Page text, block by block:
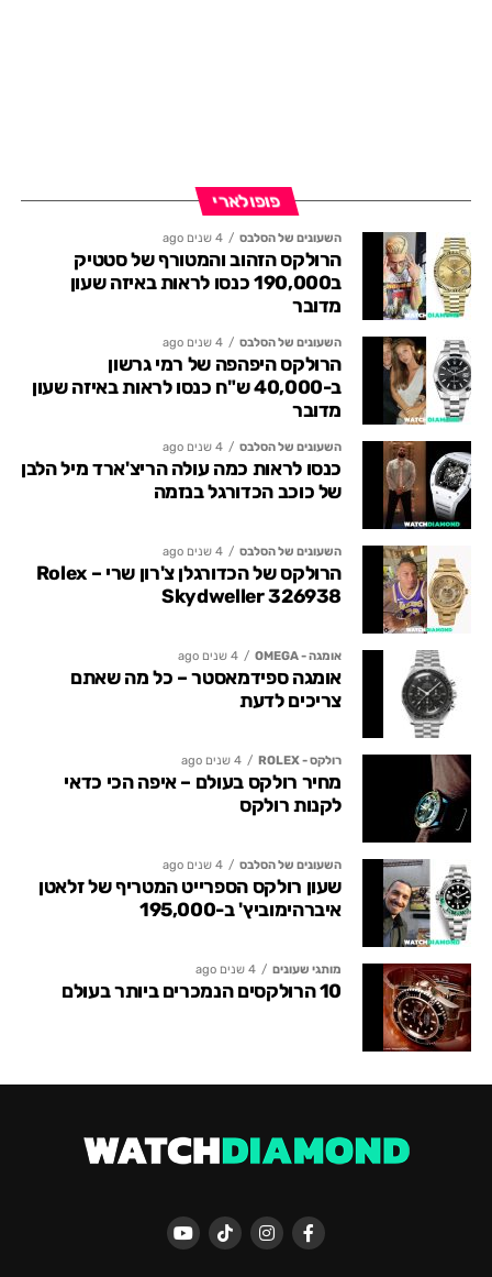
פופולארי
השעונים של הסלבס 4 שנים ago
הרולקס הזהוב והמטורף של סטטיק
ב190,000 כנסו לראות באיזה שעון
מדובר
השעונים של הסלבס 4 שנים ago
הרולקס היפהפה של רמי גרשון
ב-40,000 ש"ח כנסו לראות באיזה שעון
מדובר
השעונים של הסלבס 4 שנים ago
כנסו לראות כמה עולה הריצ'ארד מיל הלבן
של כוכב הכדורגל בנזמה
השעונים של הסלבס 4 שנים ago
הרולקס של הכדורגלן צ'רון שרי – Rolex
Skydweller 326938
אומגה - OMEGA 4 שנים ago
אומגה ספידמאסטר – כל מה שאתם
צריכים לדעת
רולקס - ROLEX 4 שנים ago
מחיר רולקס בעולם – איפה הכי כדאי
לקנות רולקס
השעונים של הסלבס 4 שנים ago
שעון רולקס הספרייט המטריף של זלאטן
איברהימוביץ' ב-195,000
מותגי שעונים 4 שנים ago
10 הרולקסים הנמכרים ביותר בעולם